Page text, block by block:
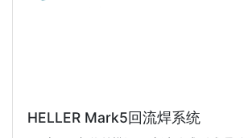
HELLER Mark5回流焊系统